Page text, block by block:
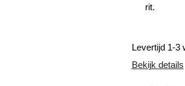
rit.
Levertijd 1-3
Bekijk details